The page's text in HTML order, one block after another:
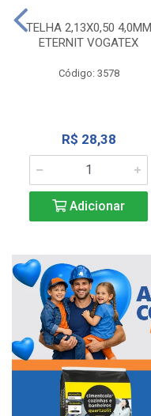
TELHA 2,13X0,50 4,0MM
ETERNIT VOGATEX
Código: 3578
R$ 28,38
Adicionar